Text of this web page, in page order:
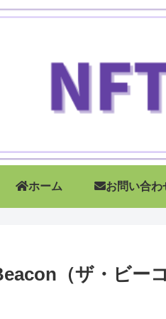
ホーム お問い合わ
（ザ・ビー